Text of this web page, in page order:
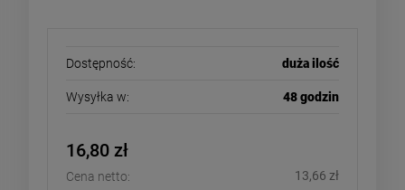
Dostępność: duża ilość
Wysyłka w: 48 godzin
16,80 zł
Cena netto: 13,66 zł